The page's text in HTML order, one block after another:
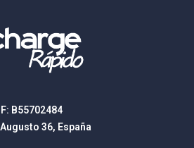
B55702484
36, España